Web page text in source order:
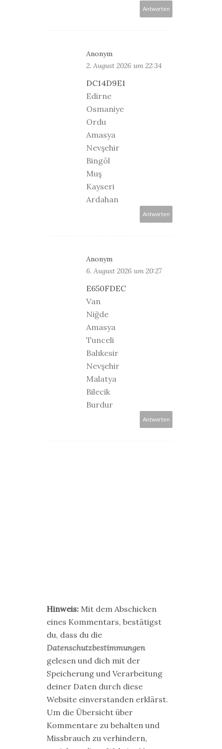
Antworten
Anonym
2. August 2026 um 22:34
DC14D9E1
Edirne
Osmaniye
Ordu
Amasya
Nevşehir
Bingöl
Muş
Kayseri
Ardahan
Antworten
Anonym
6. August 2026 um 20:27
E650FDEC
Van
Niğde
Amasya
Tunceli
Balıkesir
Nevşehir
Malatya
Bilecik
Burdur
Antworten
Hinweis: Mit dem Abschicken
eines Kommentars, bestätigst
du, dass du die
Datenschutzbestimmungen
gelesen und dich mit der
Speicherung und Verarbeitung
deiner Daten durch diese
Website einverstanden erklärst.
Um die Übersicht über
Kommentare zu behalten und
Missbrauch zu verhindern,